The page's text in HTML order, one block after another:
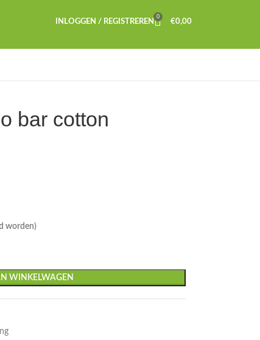
INLOGGEN / REGISTREREN
0
€0,00
bar cotton
worden)
WINKELWAGEN